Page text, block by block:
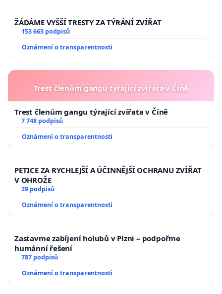
ŽÁDÁME VYŠŠÍ TRESTY ZA TÝRÁNÍ ZVÍŘAT
153 663 podpisů
Oznámení o transparentnosti
Trest členům gangu týrající zvířata v Číně
Trest členům gangu týrající zvířata v Číně
7 748 podpisů
Oznámení o transparentnosti
PETICE ZA RYCHLEJŠÍ A ÚČINNĚJŠÍ OCHRANU ZVÍŘAT
V OHROŽE
29 podpisů
Oznámení o transparentnosti
Zastavme zabíjení holubů v Plzni – podpořme
humánní řešení
787 podpisů
Oznámení o transparentnosti